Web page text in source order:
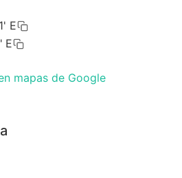
E
E
mapas de Google